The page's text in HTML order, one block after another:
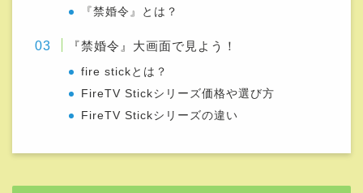
『禁婚令』とは？
『禁婚令』大画面で見よう！
fire stickとは？
FireTV Stickシリーズ価格や選び方
FireTV Stickシリーズの違い